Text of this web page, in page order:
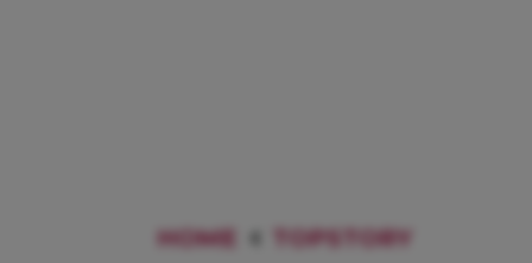
HOME TOPSTORY